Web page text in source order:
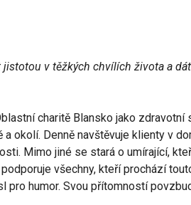
jistotou v těžkých chvílích života a
charitě Blansko jako
okolí. Denně navštěvuje klienty v
Mimo jiné se stará o umírající,
všechny, kteří prochází
pro humor. Svou přítomností